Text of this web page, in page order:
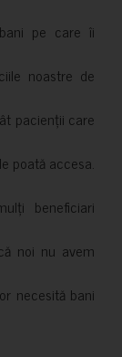
pe care îi
noastre de
pacienții care
poată accesa.
beneficiari
noi nu avem
necesită bani